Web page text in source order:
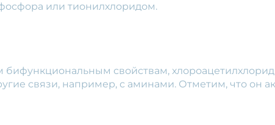
или тионилхлоридом.
бифункциональным свойствам,
связи, например, с аминами. Отметим, что он